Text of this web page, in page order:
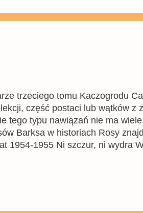
trzeciego tomu Kaczogrodu
część postaci lub wątków z
tego typu nawiązań nie ma
Barksa w historiach Rosy
1955 Ni szczur, ni wydra
z plastali (oryginalnie